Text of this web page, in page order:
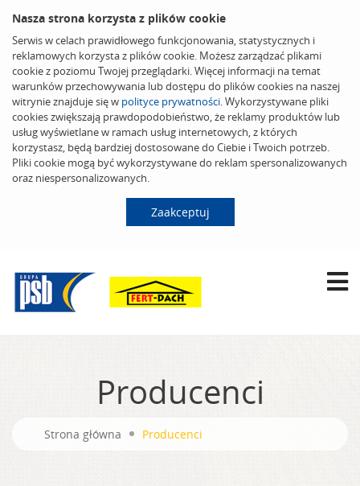
Nasza strona korzysta z plików cookie
Serwis w celach prawidłowego funkcjonowania, statystycznych i
reklamowych korzysta z plików cookie. Możesz zarządzać plikami
cookie z poziomu Twojej przeglądarki. Więcej informacji na temat
warunków przechowywania lub dostępu do plików cookies na naszej
witrynie znajduje się w polityce prywatności. Wykorzystywane pliki
cookies zwiększają prawdopodobieństwo, że reklamy produktów lub
usług wyświetlane w ramach usług internetowych, z których
korzystasz, będą bardziej dostosowane do Ciebie i Twoich potrzeb.
Pliki cookie mogą być wykorzystywane do reklam spersonalizowanych
oraz niespersonalizowanych.
Zaakceptuj
Producenci
Strona główna Producenci